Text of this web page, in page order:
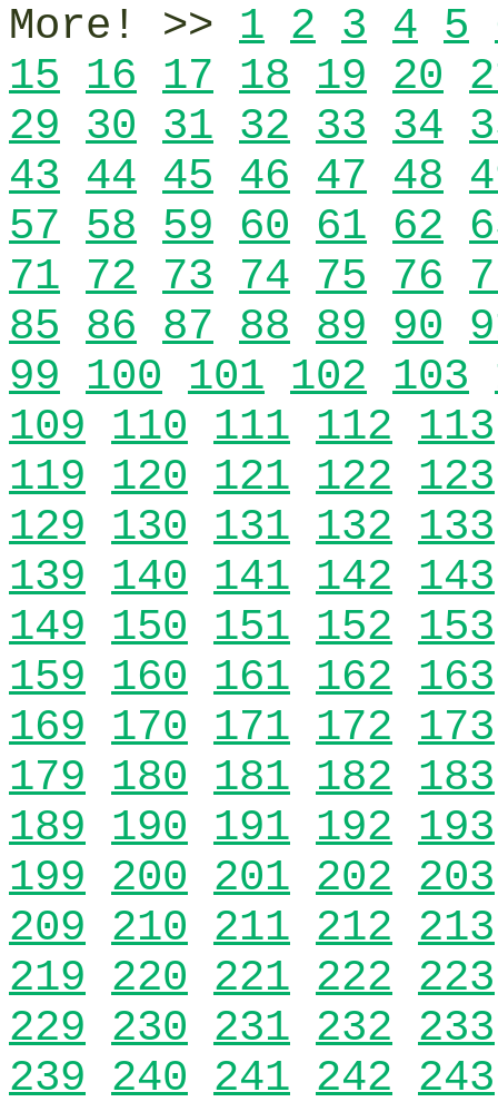
More! >> 1 2 3 4 5
15 16 17 18 19 20
29 30 31 32 33 34
43 44 45 46 47 48
57 58 59 60 61 62
71 72 73 74 75 76
85 86 87 88 89 90
99 100 101 102 103
109 110 111 112 113
119 120 121 122 123
129 130 131 132 133
139 140 141 142 143
149 150 151 152 153
159 160 161 162 163
169 170 171 172 173
179 180 181 182 183
189 190 191 192 193
199 200 201 202 203
209 210 211 212 213
219 220 221 222 223
229 230 231 232 233
239 240 241 242 243